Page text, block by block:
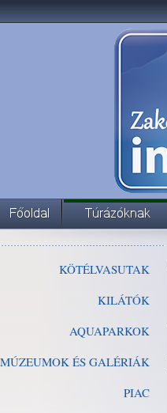
KÖTÉLVASUTAK
KILÁTÓK
AQUAPARKOK
MÚZEUMOK ÉS GALÉRIÁK
PIAC